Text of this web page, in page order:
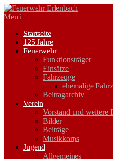
Zum
Inhalt
Menü
Startseite
125 Jahre
Feuerwehr
Funktionsträger
Einsätze
Fahrzeuge
ehemalige
Beitragarchiv
Verein
Vorstand und weitere
Bilder
Beiträge
Musikkorps
Jugend
Allgemeines